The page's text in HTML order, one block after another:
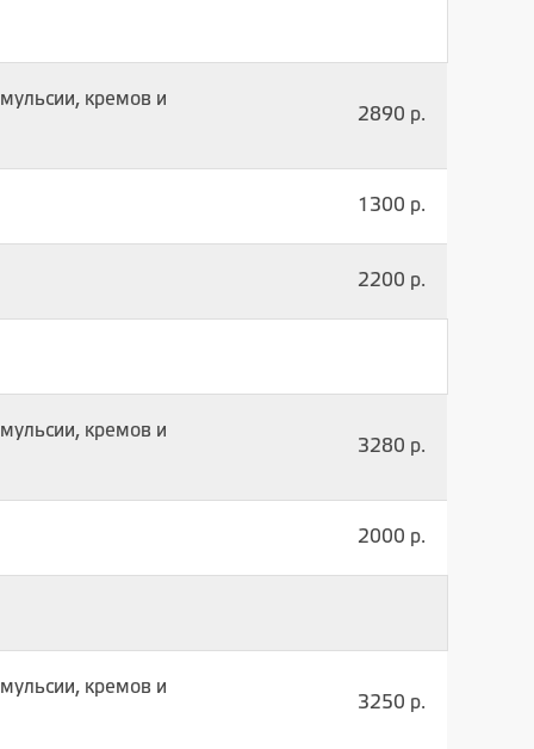
кремов и
2890 р.
1300 р.
2200 р.
кремов и
3280 р.
2000 р.
кремов и
3250 р.